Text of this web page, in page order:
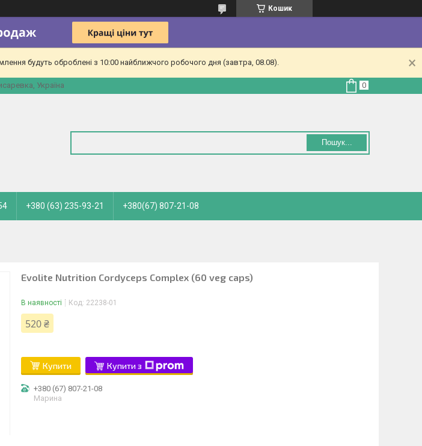
Кошик
будуть оброблені з 10:00 найближчого робочого дня (завтра, 08.08).
Україна
Пошук...
+380 (63) 235-93-21 +380(67) 807-21-08
Evolite Nutrition Cordyceps Complex (60 veg caps)
В наявності Код: 22238-01
520 ₴
Купити Купити з
+380 (67) 807-21-08
Марина